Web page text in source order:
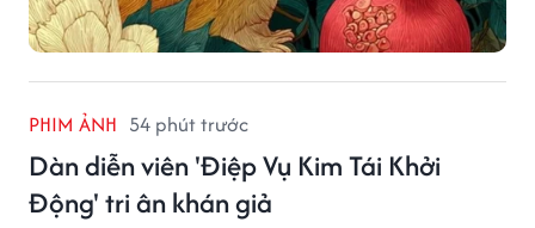
PHIM ẢNH 54 phút trước
Dàn diễn viên 'Điệp Vụ Kim Tái Khởi
Động' tri ân khán giả